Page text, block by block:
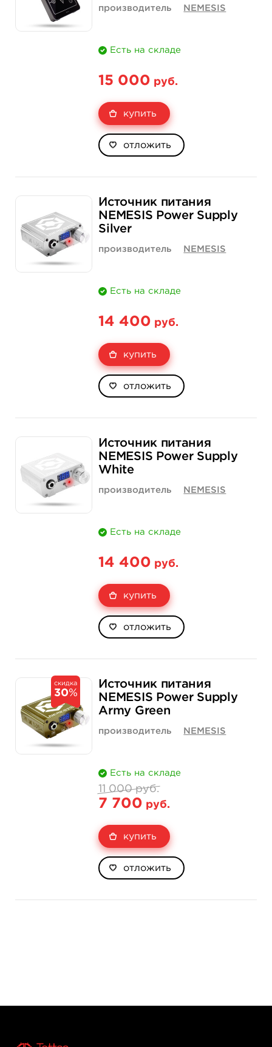
производитель NEMESIS
Есть на складе
15 000 руб.
купить
отложить
Источник питания
NEMESIS Power Supply
Silver
производитель NEMESIS
Есть на складе
14 400 руб.
купить
отложить
Источник питания
NEMESIS Power Supply
White
производитель NEMESIS
Есть на складе
14 400 руб.
купить
отложить
скидка
30%
Источник питания
NEMESIS Power Supply
Army Green
производитель NEMESIS
Есть на складе
11 000 руб.
7 700 руб.
купить
отложить